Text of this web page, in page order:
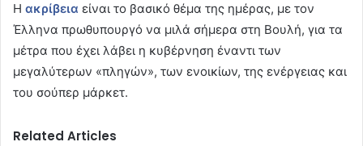
Η ακρίβεια είναι το βασικό θέμα της ημέρας, με τον
Έλληνα πρωθυπουργό να μιλά σήμερα στη Βουλή, για τα
μέτρα που έχει λάβει η κυβέρνηση έναντι των
μεγαλύτερων «πληγών», των ενοικίων, της ενέργειας και
του σούπερ μάρκετ.
Related Articles